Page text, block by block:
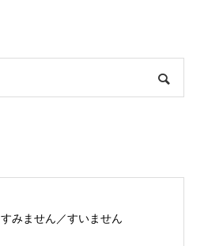
すみません／すいません